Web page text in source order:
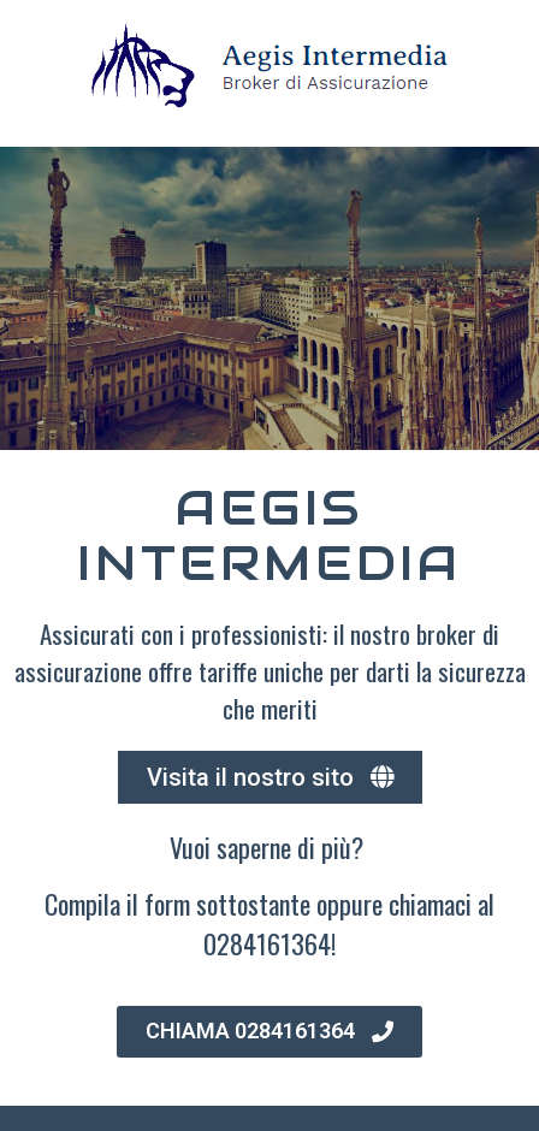
AEGIS
INTERMEDIA
Assicurati con i professionisti: il nostro broker di
assicurazione offre tariffe uniche per darti la sicurezza
che meriti
Visita il nostro sito
Vuoi saperne di più?
Compila il form sottostante oppure chiamaci al
0284161364!
CHIAMA 0284161364